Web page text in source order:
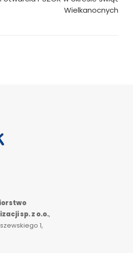
Wielkanocnych
sp. z o.o.,
1,